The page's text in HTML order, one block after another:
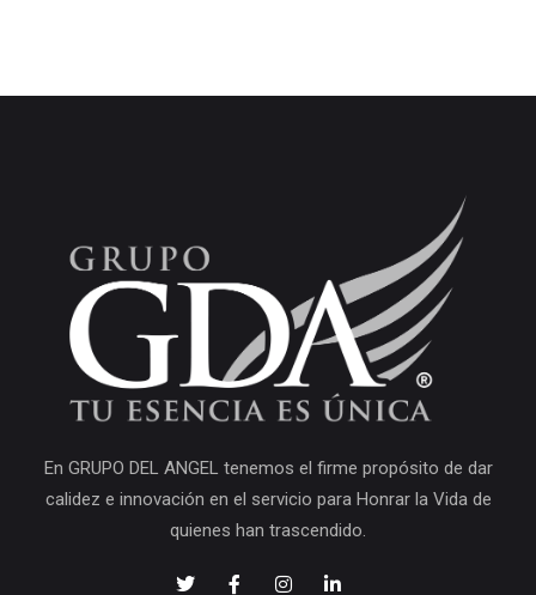
En GRUPO DEL ANGEL tenemos el firme propósito de dar
calidez e innovación en el servicio para Honrar la Vida de
quienes han trascendido.